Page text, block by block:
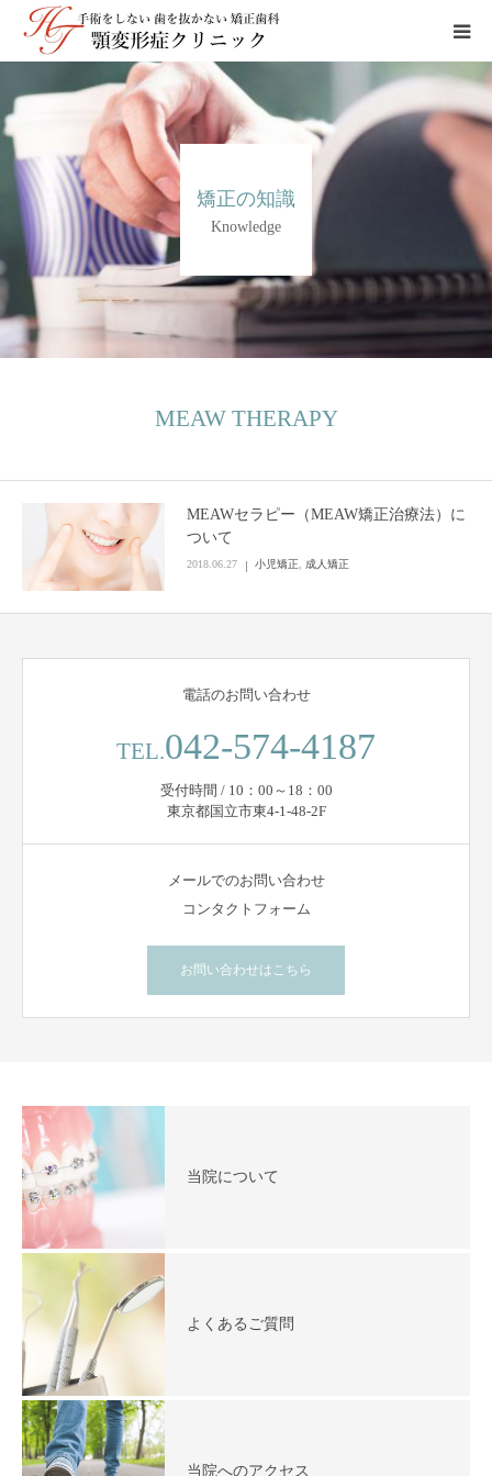
矯正の知識
Knowledge
MEAW THERAPY
MEAWセラピー（MEAW矯正治療法）に
ついて
2018.06.27 小児矯正 成人矯正
電話のお問い合わせ
TEL.042-574-4187
受付時間 / 10：00～18：00
東京都国立市東4-1-48-2F
メールでのお問い合わせ
コンタクトフォーム
お問い合わせはこちら
当院について
よくあるご質問
当院へのアクセス
当院について∨
上顎前突
下顎前突
ガミースマイル
顎変形症治療